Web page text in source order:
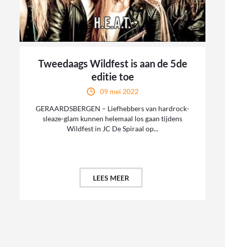
Tweedaags Wildfest is aan de 5de
editie toe
09 mei 2022
GERAARDSBERGEN – Liefhebbers van hardrock-
sleaze-glam kunnen helemaal los gaan tijdens
Wildfest in JC De Spiraal op...
LEES MEER